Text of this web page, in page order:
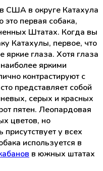
США в округе Катахула
это первая собака,
Штатах. Когда вы
Катахулы, первое, что
яркие глаза. Хотя глаза
яркими
контрастируют с
представляет собой
серых и красных
пятен. Леопардовая
цветов, но
у всех
используется в
в южных штатах